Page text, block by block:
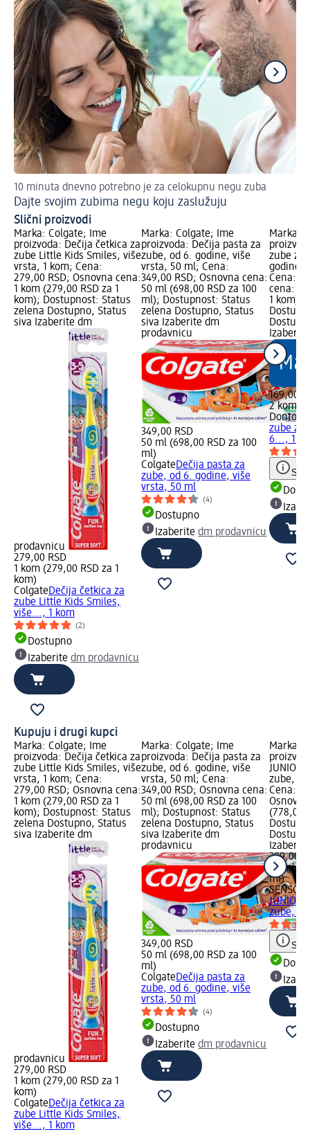
10 minuta dnevno potrebno je za celokupnu negu zuba
Dajte svojim zubima negu koju zaslužuju
Slični proizvodi
Marka: Colgate; Ime
proizvoda: Dečija četkica za
zube Little Kids Smiles, više
vrsta, 1 kom; Cena:
279,00 RSD; Osnovna cena:
1 kom (279,00 RSD za 1
kom); Dostupnost: Status
zelena Dostupno, Status
siva Izaberite dm
prodavnicu
279,00 RSD
1 kom (279,00 RSD za 1
kom)
ColgateDečija četkica za
zube Little Kids Smiles,
više..., 1 kom
(2)
Dostupno
Izaberite dm prodavnicu
Marka: Colgate; Ime
proizvoda: Dečija pasta za
zube, od 6. godine, više
vrsta, 50 ml; Cena:
349,00 RSD; Osnovna cena:
50 ml (698,00 RSD za 100
ml); Dostupnost: Status
zelena Dostupno, Status
siva Izaberite dm
prodavnicu
349,00 RSD
50 ml (698,00 RSD za 100
ml)
ColgateDečija pasta za
zube, od 6. godine, više
vrsta, 50 ml
(4)
Dostupno
Izaberitedm prodavnicu
Marka:
zube za
godine,
Cena:
cena: 2
1 kom);
169,00
2 kom
zube za
6..., 1
Kupuju i drugi kupci
Marka: Colgate; Ime
proizvoda: Dečija četkica za
zube Little Kids Smiles, više
vrsta, 1 kom; Cena:
279,00 RSD; Osnovna cena:
1 kom (279,00 RSD za 1
kom); Dostupnost: Status
zelena Dostupno, Status
siva Izaberite dm
prodavnicu
279,00 RSD
1 kom (279,00 RSD za 1
kom)
ColgateDečija četkica za
zube Little Kids Smiles,
više..., 1 kom
Marka: Colgate; Ime
proizvoda: Dečija pasta za
zube, od 6. godine, više
vrsta, 50 ml; Cena:
349,00 RSD; Osnovna cena:
50 ml (698,00 RSD za 100
ml); Dostupnost: Status
zelena Dostupno, Status
siva Izaberite dm
prodavnicu
349,00 RSD
50 ml (698,00 RSD za 100
ml)
ColgateDečija pasta za
zube, od 6. godine, više
vrsta, 50 ml
(4)
Dostupno
Izaberitedm prodavnicu
Marka:
JUNIOR
zube, 6-
Cena:
(778,00
389,00
50 ml
ml)
JUNIOR
zube, 6-